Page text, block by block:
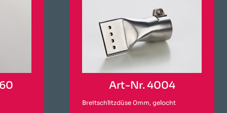
Art-Nr. 4004
Breitschlitzdüse 0mm, gelocht